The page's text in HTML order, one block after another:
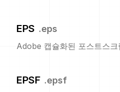
EPS .eps
Adobe 캡슐화된 포스트스크
EPSF .epsf